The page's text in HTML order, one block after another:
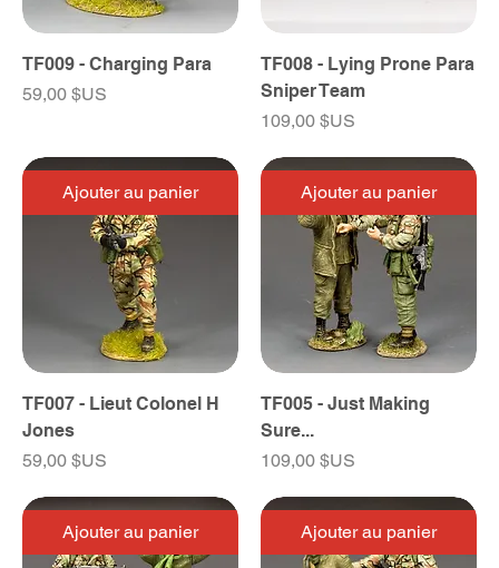
TF009 - Charging Para
Prix
59,00 $US
TF008 - Lying Prone Para
Sniper Team
Prix
109,00 $US
Ajouter au panier
TF007 - Lieut Colonel H
Jones
Prix
59,00 $US
Ajouter au panier
TF005 - Just Making
Sure...
Prix
109,00 $US
Ajouter au panier Ajouter au panier